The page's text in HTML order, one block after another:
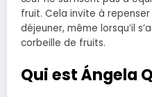
fruit. Cela invite à
déjeuner, même lorsqu’il
corbeille de fruits.
Qui est Ángela